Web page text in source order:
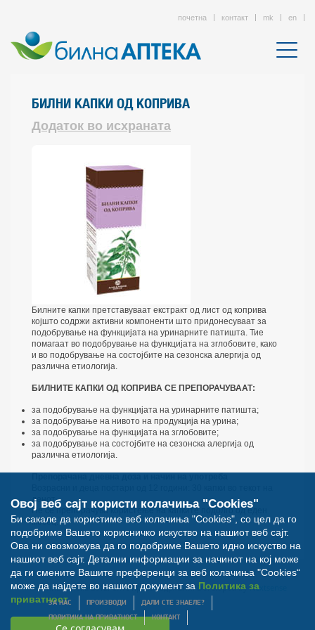
Овој веб сајт користи колачиња "Cookies"
Би сакале да користиме веб колачиња "Cookies", со цел да го
подобриме Вашето корисничко искуство на нашиот веб сајт.
Ова ни овозможува да го подобриме Вашето идно искуство на
нашиот веб сајт. Детални информации за начинот на кој може
да ги смените Вашите преференци за веб колачиња "Cookies“
може да најдете во нашиот документ за Политика за
приватност
почетна контакт mk en
БИЛНИ КАПКИ ОД КОПРИВА
Додаток во исхраната
Билните капки претставуваат екстракт од лист од коприва
којшто содржи активни компоненти што придонесуваат за
подобрување на функцијата на уринарните патишта. Тие
помагаат во подобрување на функцијата на зглобовите, како
и во подобрување на состојбите на сезонска алергија од
различна етиологија.
БИЛНИТЕ КАПКИ ОД КОПРИВА СЕ ПРЕПОРАЧУВААТ:
за подобрување на функцијата на уринарните патишта;
за подобрување на нивото на продукција на урина;
за подобрување на функцијата на зглобовите;
за подобрување на состојбите на сезонска алергија од
различна етиологија.
денот.
Не се препорачува користење на капките подолго од еден
месец.
© Билна Аптека 2012. Сите права задржани. Developed byNextsense
ЗА НАС ПРОИЗВОДИ
ДАЛИ СТЕ ЗНАЕЛЕ?
ПОЛИТИКА НА ПРИВАТНОСТ
КОНТАКТ